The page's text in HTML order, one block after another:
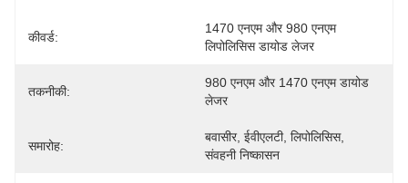
कीवर्ड:
1470 एनएम और 980 एनएम
लिपोलिसिस डायोड लेजर
तकनीकी:
980 एनएम और 1470 एनएम डायोड
लेजर
समारोह:
बवासीर, ईवीएलटी, लिपोलिसिस,
संवहनी निष्कासन